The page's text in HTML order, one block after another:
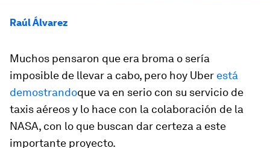
Raúl Álvarez
Muchos pensaron que era broma o sería
imposible de llevar a cabo, pero hoy Uber está
demostrandoque va en serio con su servicio de
taxis aéreos y lo hace con la colaboración de la
NASA, con lo que buscan dar certeza a este
importante proyecto.